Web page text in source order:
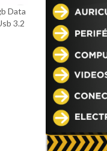
Data
3.2